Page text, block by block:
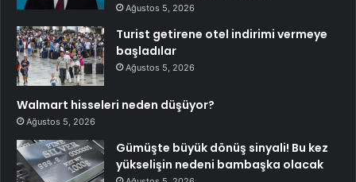
Ağustos 5, 2026
Turist getirene otel indirimi vermeye
başladılar
Ağustos 5, 2026
Walmart hisseleri neden düşüyor?
Ağustos 5, 2026
Gümüşte büyük dönüş sinyali! Bu kez
yükselişin nedeni bambaşka olacak